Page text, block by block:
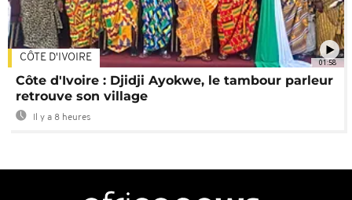
01:58
CÔTE D'IVOIRE
Côte d'Ivoire : Djidji Ayokwe, le tambour parleur
retrouve son village
Il y a 8 heures